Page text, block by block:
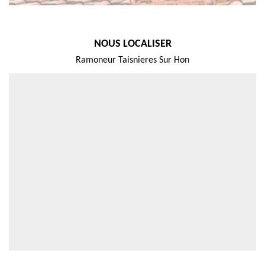
NOUS LOCALISER
Ramoneur Taisnieres Sur Hon